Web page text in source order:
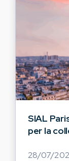
SIAL
per la
28/07/